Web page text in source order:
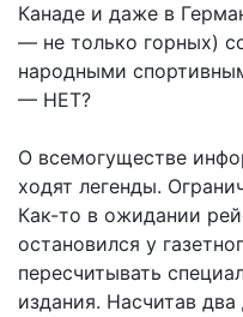
Канаде и даже в
— не только горных)
народными
— НЕТ?
О всемогуществе
ходят легенды.
Как-то в ожидании
остановился у
пересчитывать
издания. Насчитав